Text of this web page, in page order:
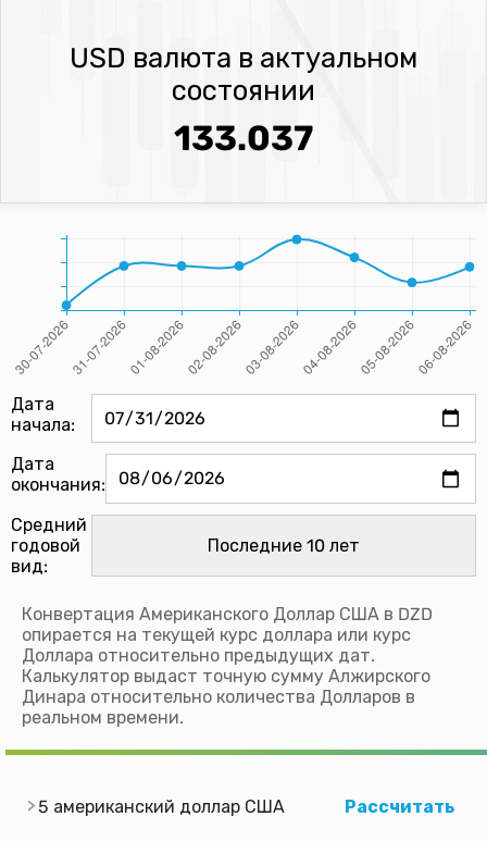
USD валюта в актуальном
состоянии
133.037
Дата
начала:
Дата
окончания:
Средний
годовой
вид:
Конвертация Американского Доллар США в DZD
опирается на текущей курс доллара или курс
Доллара относительно предыдущих дат.
Калькулятор выдаст точную сумму Алжирского
Динара относительно количества Долларов в
реальном времени.
5 американский доллар США Рассчитать